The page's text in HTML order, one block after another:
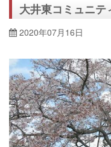
大井東コミュニテ
2020年07月16日